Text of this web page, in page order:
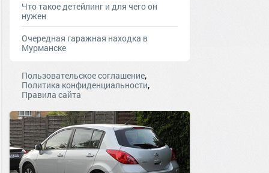
Что такое детейлинг и для чего он
нужен
Очередная гаражная находка в
Мурманске
Пользовательское соглашение,
Политика конфиденциальности,
Правила сайта